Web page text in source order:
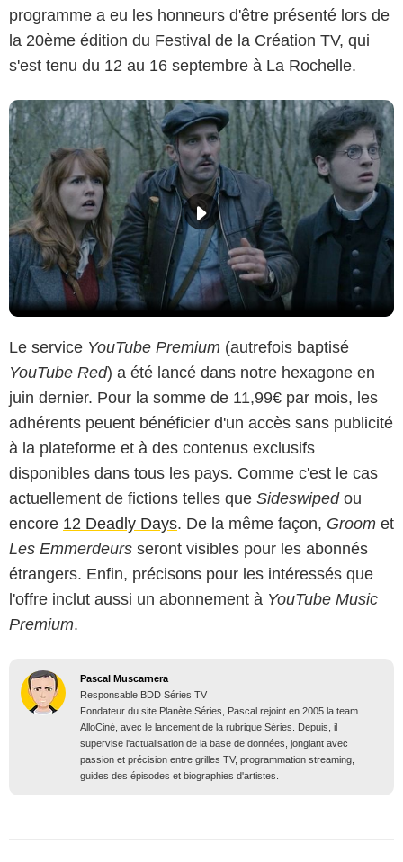
programme a eu les honneurs d'être présenté lors de
la 20ème édition du Festival de la Création TV, qui
s'est tenu du 12 au 16 septembre à La Rochelle.
Le service YouTube Premium (autrefois baptisé
YouTube Red) a été lancé dans notre hexagone en
juin dernier. Pour la somme de 11,99€ par mois, les
adhérents peuent bénéficier d'un accès sans publicité
à la plateforme et à des contenus exclusifs
disponibles dans tous les pays. Comme c'est le cas
actuellement de fictions telles que Sideswipedou
encore 12 Deadly Days. De la même façon, Groom et
Les Emmerdeurs seront visibles pour les abonnés
étrangers. Enfin, précisons pour les intéressés que
l'offre inclut aussi un abonnement à YouTube Music
Premium.
Pascal Muscarnera
Responsable BDD Séries TV
Fondateur du site Planète Séries, Pascal rejoint en 2005 la team
AlloCiné, avec le lancement de la rubrique Séries. Depuis, il
supervise l'actualisation de la base de données, jonglant avec
passion et précision entre grilles TV, programmation streaming,
guides des épisodes et biographies d'artistes.